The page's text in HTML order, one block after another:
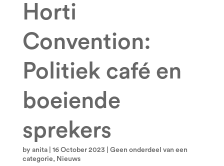
Horti
Convention:
Politiek café en
boeiende
sprekers
by anita| 16 October 2023
Geen onderdeel van een
categorie, Nieuws